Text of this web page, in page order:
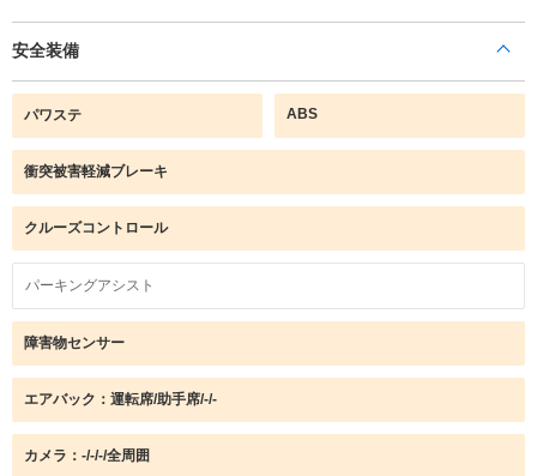
安全装備
パワステ ABS
衝突被害軽減ブレーキ
クルーズコントロール
パーキングアシスト
障害物センサー
エアバック：運転席/助手席/-/-
カメラ：-/-/-/全周囲